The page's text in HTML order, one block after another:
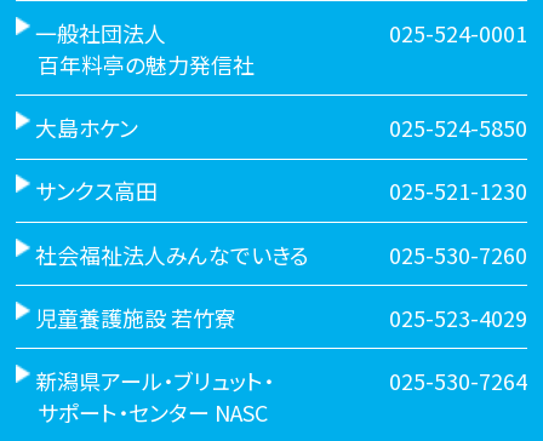
一般社団法人
百年料亭の魅力発信社
025-524-0001
大島ホケン 025-524-5850
サンクス高田 025-521-1230
社会福祉法人みんなでいきる 025-530-7260
児童養護施設 若竹寮 025-523-4029
新潟県アール・ブリュット・
サポート・センター NASC
025-530-7264